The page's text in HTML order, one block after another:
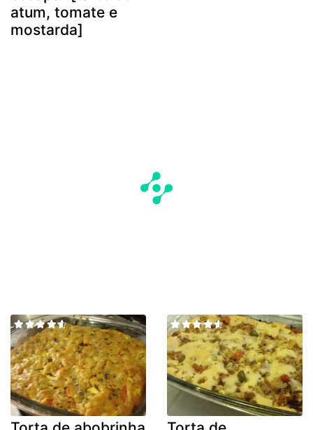
atum, tomate e
mostarda]